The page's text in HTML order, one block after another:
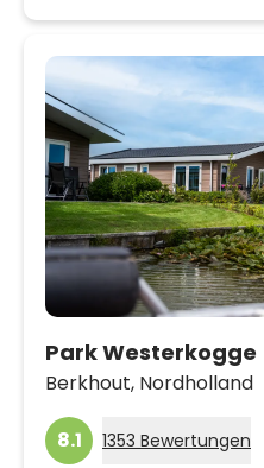
Park Westerkogge
Berkhout, Nordholland
8.1 1353 Bewertungen